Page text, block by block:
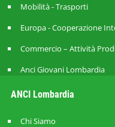
Mobilità - Trasporti
Europa - Cooperazione
Commercio – Attività
Anci Giovani Lombardia
ANCI Lombardia
Chi Siamo